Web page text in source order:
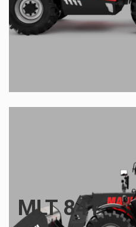
MLT 841